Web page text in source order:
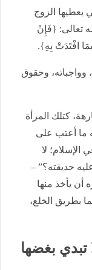
يعطيها الزوج
تعالى: {فَإِنْ
افْتَدَتْ بِهِ}.
وواجباته، وحقوق
كتلك المرأة
ما أعتب على
الإسلام؛ لا
حديقته؟” –
أن يأخذ منها
بطريق الخلع،
تبدي بغضها